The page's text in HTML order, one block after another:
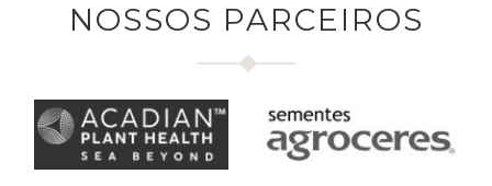
NOSSOS PARCEIROS